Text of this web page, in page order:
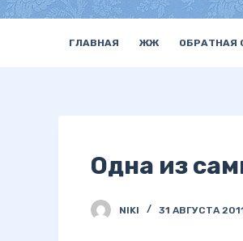
с
ГЛАВНАЯ ЖЖ ОБРАТНАЯ
Одна из
NIKI 31 АВГУСТА